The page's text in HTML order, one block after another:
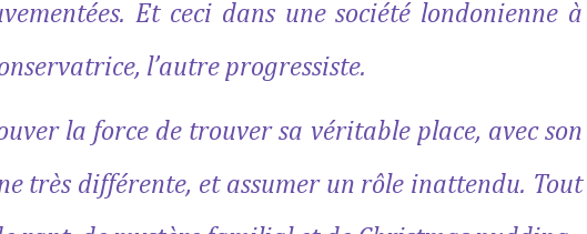
Et ceci dans une société londonienne à
l’autre progressiste.
la force de trouver sa véritable place, avec son
très différente, et assumer un rôle inattendu. Tout